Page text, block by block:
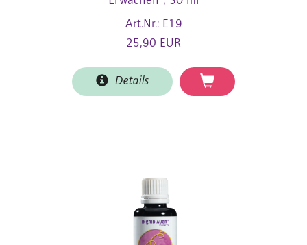
Art.Nr.: E19
25,90 EUR
Details